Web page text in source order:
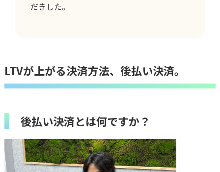
だきした。
LTVが上がる決済方法、後払い決済。
後払い決済とは何ですか？